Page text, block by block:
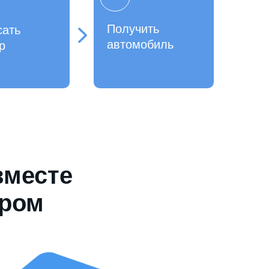
Получить
автомобиль